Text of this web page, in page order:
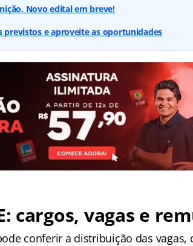
Novo edital em breve!
previstos e aproveite as oportunidades
cargos, vagas e
conferir a distribuição das vagas,